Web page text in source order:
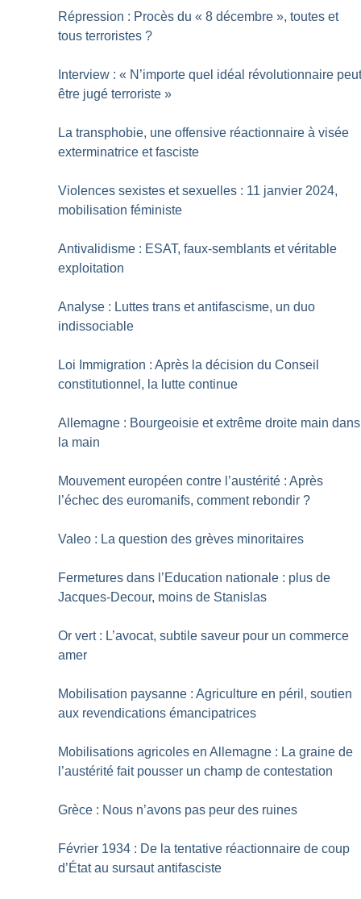
Répression : Procès du « 8 décembre », toutes et
tous terroristes ?
Interview : « N’importe quel idéal révolutionnaire
être jugé terroriste »
La transphobie, une offensive réactionnaire à visée
exterminatrice et fasciste
Violences sexistes et sexuelles : 11 janvier 2024,
mobilisation féministe
Antivalidisme : ESAT, faux-semblants et véritable
exploitation
Analyse : Luttes trans et antifascisme, un duo
indissociable
Loi Immigration : Après la décision du Conseil
constitutionnel, la lutte continue
Allemagne : Bourgeoisie et extrême droite main dans
la main
Mouvement européen contre l’austérité : Après
l’échec des euromanifs, comment rebondir ?
Valeo : La question des grèves minoritaires
Fermetures dans l’Education nationale : plus de
Jacques-Decour, moins de Stanislas
Or vert : L’avocat, subtile saveur pour un commerce
amer
Mobilisation paysanne : Agriculture en péril, soutien
aux revendications émancipatrices
Mobilisations agricoles en Allemagne : La graine de
l’austérité fait pousser un champ de contestation
Grèce : Nous n’avons pas peur des ruines
Février 1934 : De la tentative réactionnaire de coup
d’État au sursaut antifasciste